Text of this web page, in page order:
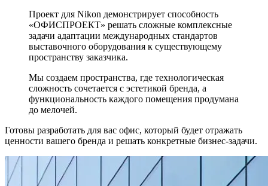
Проект для Nikon демонстрирует способность
«ОФИСПРОЕКТ» решать сложные комплексные
задачи адаптации международных стандартов
выставочного оборудования к существующему
пространству заказчика.
Мы создаем пространства, где технологическая
сложность сочетается с эстетикой бренда, а
функциональность каждого помещения продумана
до мелочей.
Готовы разработать для вас офис, который будет отражать
ценности вашего бренда и решать конкретные бизнес-задачи.